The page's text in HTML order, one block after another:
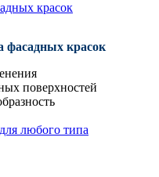
красок
красок
поверхностей